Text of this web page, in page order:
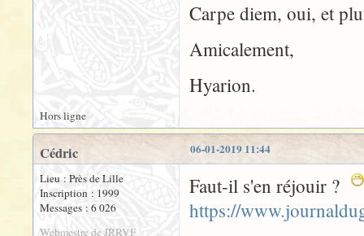
Carpe diem, oui, et
Amicalement,
Hyarion.
Hors ligne
06-01-2019 11:44
Cédric
Lieu : Près de Lille
Inscription : 1999
Messages : 6 026
Webmestre de JRRVF
Faut-il s'en réjouir ?
https://